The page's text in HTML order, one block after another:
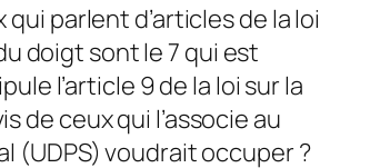
parlent d’articles de la loi
doigt sont le 7 qui est
l’article 9 de la loi sur la
de ceux qui l’associe au
(UDPS) voudrait occuper ?